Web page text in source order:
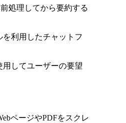
処理してから要約する
利用したチャットフ
してユーザーの要望
ページやPDFをスクレ